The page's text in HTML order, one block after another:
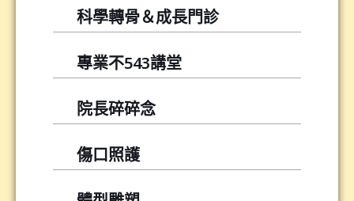
科學轉骨＆成長門診
專業不543講堂
院長碎碎念
傷口照護